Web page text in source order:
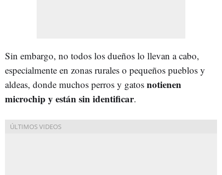
Sin embargo, no todos los dueños lo llevan a cabo,
especialmente en zonas rurales o pequeños pueblos y
aldeas, donde muchos perros y gatos notienen
microchip y están sin identificar.